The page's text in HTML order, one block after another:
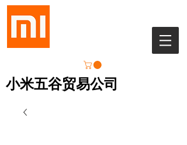
小米五谷贸易公司